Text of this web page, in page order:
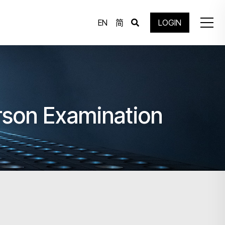
EN 简 LOGIN
Examination